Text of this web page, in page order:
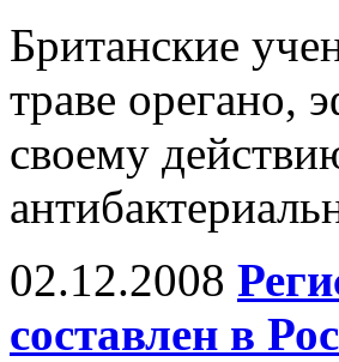
Британские
траве орегано,
своему
02.12.2008
составлен в